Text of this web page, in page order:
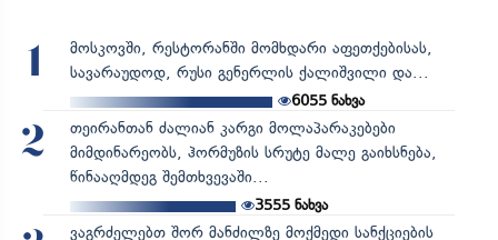
1
მოსკოვში, რესტორანში მომხდარი აფეთქებისას,
სავარაუდოდ, რუსი გენერლის ქალიშვილი და...
6055 ნახვა
2
თეირანთან ძალიან კარგი მოლაპარაკებები
მიმდინარეობს, ჰორმუზის სრუტე მალე გაიხსნება,
წინააღმდეგ შემთხვევაში...
3555ნახვა
ვაგრძელებთ შორ მანძილზე მოქმედი სანქციების